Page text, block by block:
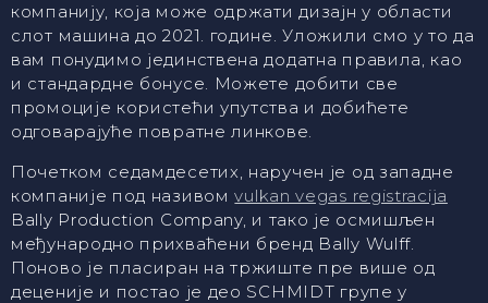
компанију, која може одржати дизајн у области
слот машина до 2021. године. Уложили смо у то да
вам понудимо јединствена додатна правила, као
и стандардне бонусе. Можете добити све
промоције користећи упутства и добићете
одговарајуће повратне линкове.
Почетком седамдесетих, наручен је од западне
компаније под називомvulkan vegas registracija
Bally Production Company, и тако је осмишљен
међународно прихваћени бренд Bally Wulff.
Поново је пласиран на тржиште пре више од
деценије и постао је део SCHMIDT групе у